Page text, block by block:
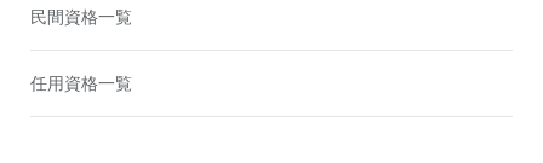
民間資格一覧
任用資格一覧